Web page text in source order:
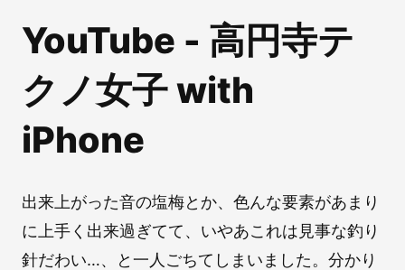
YouTube - 高円寺テ
クノ女子 with
iPhone
出来上がった音の塩梅とか、色んな要素があまり
に上手く出来過ぎてて、いやあこれは見事な釣り
針だわい…、と一人ごちてしまいました。分かり